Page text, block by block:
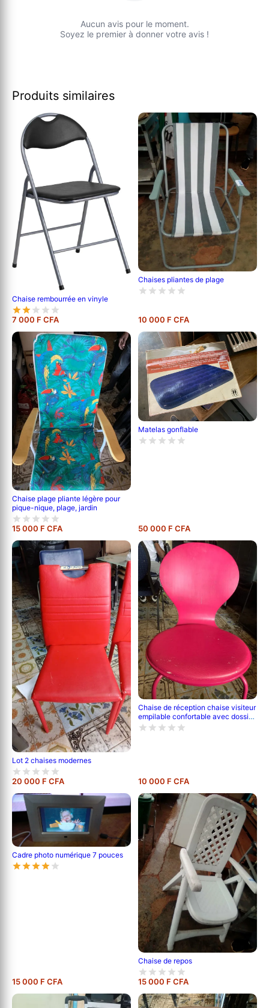
Aucun avis pour le moment.
Soyez le premier à donner votre avis !
Produits similaires
Chaise rembourrée en vinyle
7 000 F CFA
Chaises pliantes de plage
10 000 F CFA
Chaise plage pliante légère pour
pique-nique, plage, jardin
15 000 F CFA
Matelas gonflable
50 000 F CFA
Lot 2 chaises modernes
20 000 F CFA
Chaise de réception chaise visiteur
empilable confortable avec dossier
- rose, verte
10 000 F CFA
Cadre photo numérique 7 pouces
15 000 F CFA
Chaise de repos
15 000 F CFA